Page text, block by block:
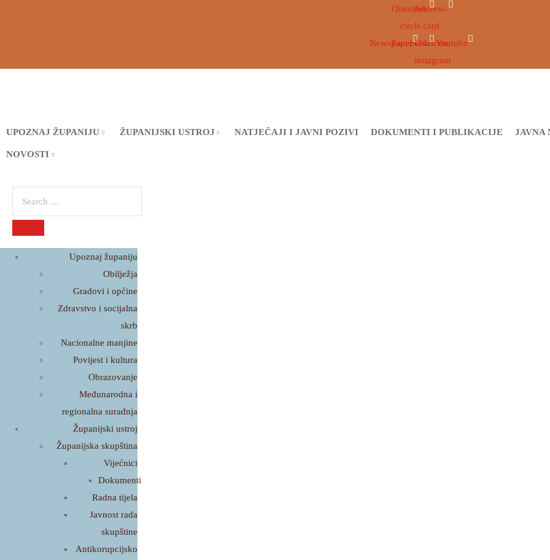
Question-
circle
Address-
card
Newspaper
FacebookOvaicon-
instagram
Youtube
UPOZNAJ ŽUPANIJU ŽUPANIJSKI USTROJ NATJEČAJI I JAVNI POZIVI DOKUMENTI I PUBLIKACIJE JAVNA
NOVOSTI
Upoznaj županiju
Obilježja
Gradovi i općine
Zdravstvo i socijalna
skrb
Nacionalne manjine
Povijest i kultura
Obrazovanje
Međunarodna i
regionalna suradnja
Županijski ustroj
Županijska skupština
Vijećnici
Dokumenti
Radna tijela
Javnost rada
skupštine
Antikorupcijsko